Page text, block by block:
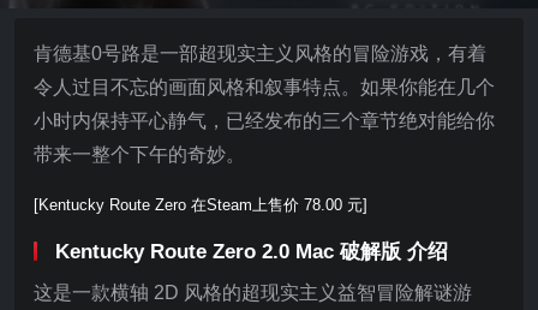
肯德基0号路是一部超现实主义风格的冒险游戏，有着
令人过目不忘的画面风格和叙事特点。如果你能在几个
小时内保持平心静气，已经发布的三个章节绝对能给你
带来一整个下午的奇妙。
[Kentucky Route Zero 在Steam上售价 78.00 元]
Kentucky Route Zero 2.0 Mac 破解版 介绍
这是一款横轴 2D 风格的超现实主义益智冒险解谜游